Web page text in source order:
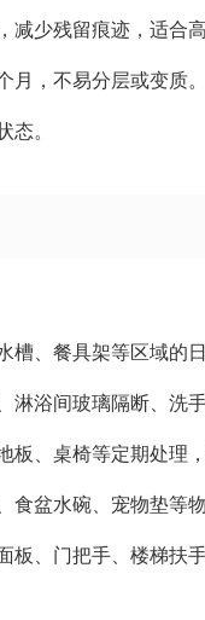
减少残留痕迹，适合
月，不易分层或变质。
态。
槽、餐具架等区域的
淋浴间玻璃隔断、洗
板、桌椅等定期处理
食盆水碗、宠物垫等
板、门把手、楼梯扶